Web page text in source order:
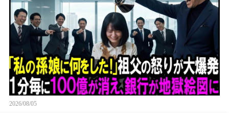
2026/08/05